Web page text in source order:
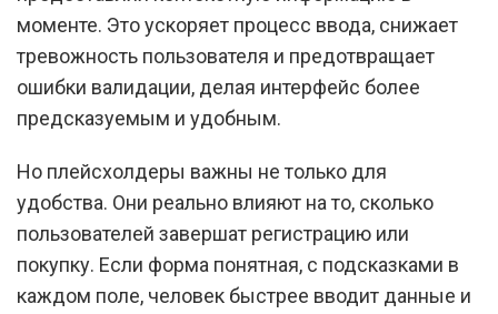
моменте. Это ускоряет процесс ввода, снижает
тревожность пользователя и предотвращает
ошибки валидации, делая интерфейс более
предсказуемым и удобным.
Но плейсхолдеры важны не только для
удобства. Они реально влияют на то, сколько
пользователей завершат регистрацию или
покупку. Если форма понятная, с подсказками в
каждом поле, человек быстрее вводит данные и